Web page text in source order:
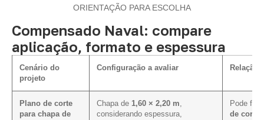
ORIENTAÇÃO PARA ESCOLHA
Compensado Naval: compare
aplicação, formato e espessura
Cenário do
projeto
Configuração a avaliar Relação
Plano de corte
para chapa de
Chapa de 1,60 × 2,20 m
considerando espessura,
Pode
de corte